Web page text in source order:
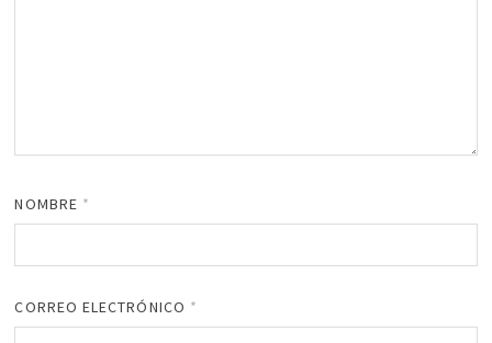
NOMBRE *
CORREO ELECTRÓNICO *